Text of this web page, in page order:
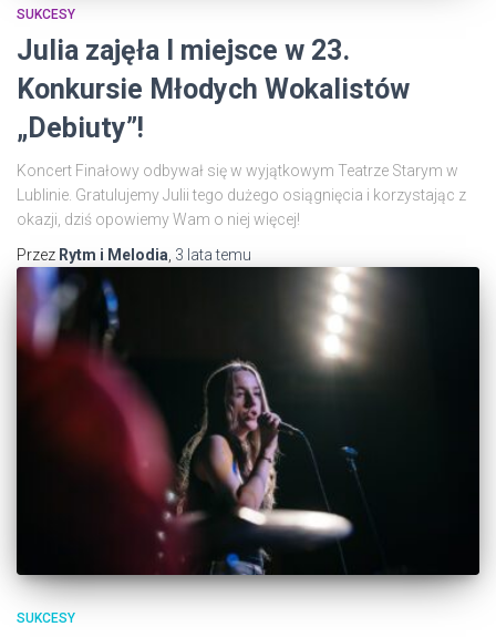
SUKCESY
Julia zajęła I miejsce w 23.
Konkursie Młodych Wokalistów
„Debiuty”!
Koncert Finałowy odbywał się w wyjątkowym Teatrze Starym w
Lublinie. Gratulujemy Julii tego dużego osiągnięcia i korzystając z
okazji, dziś opowiemy Wam o niej więcej!
Przez Rytm i Melodia 3 latatemu
SUKCESY